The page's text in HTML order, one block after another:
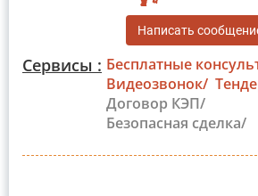
Написать
Сервисы : Бесплатные
Видеозвонок/
Договор КЭП/
Безопасная сделка/